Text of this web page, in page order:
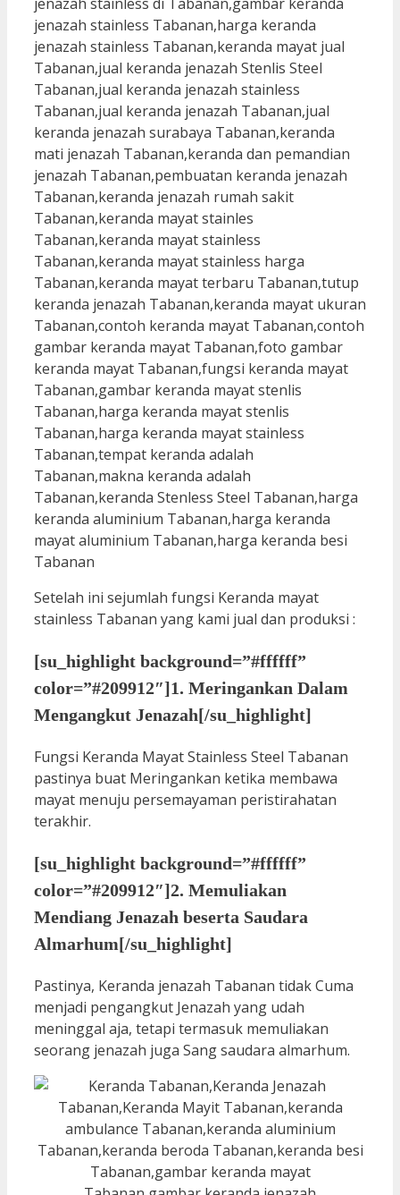
Setelah ini sejumlah fungsi Keranda mayat
stainless Tabanan yang kami jual dan produksi :
[su_highlight background=”#ffffff”
color=”#209912″]1. Meringankan Dalam
Mengangkut Jenazah[/su_highlight]
Fungsi Keranda Mayat Stainless Steel Tabanan
pastinya buat Meringankan ketika membawa
mayat menuju persemayaman peristirahatan
terakhir.
[su_highlight background=”#ffffff”
color=”#209912″]2. Memuliakan
Mendiang Jenazah beserta Saudara
Almarhum[/su_highlight]
Pastinya, Keranda jenazah Tabanan tidak Cuma
menjadi pengangkut Jenazah yang udah
meninggal aja, tetapi termasuk memuliakan
seorang jenazah juga Sang saudara almarhum.